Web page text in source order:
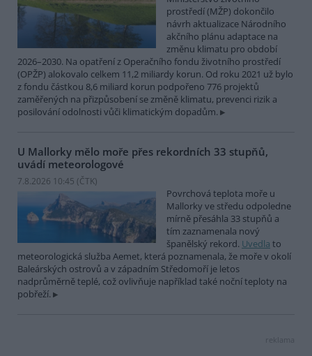
prostředí (MŽP) dokončilo
návrh aktualizace Národního
akčního plánu adaptace na
změnu klimatu pro období
2026–2030. Na opatření z Operačního fondu životního prostředí
(OPŽP) alokovalo celkem 11,2 miliardy korun. Od roku 2021 už bylo
z fondu částkou 8,6 miliard korun podpořeno 776 projektů
zaměřených na přizpůsobení se změně klimatu, prevenci rizik a
posilování odolnosti vůči klimatickým dopadům.
U Mallorky mělo moře přes rekordních 33 stupňů,
uvádí meteorologové
7.8.2026 10:45 (ČTK)
Povrchová teplota moře u
Mallorky ve středu odpoledne
mírně přesáhla 33 stupňů a
tím zaznamenala nový
španělský rekord. Uvedla to
meteorologická služba Aemet, která poznamenala, že moře v okolí
Baleárských ostrovů a v západním Středomoří je letos
nadprůměrně teplé, což ovlivňuje například také noční teploty na
pobřeží.
reklama